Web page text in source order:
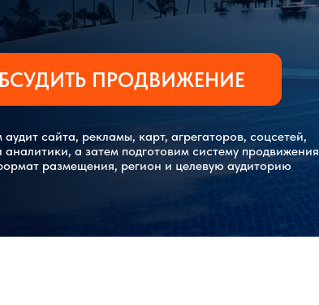
сайта, рекламы, карт, агрегаторов, соцсетей,
аналитики, а затем подготовим систему продвижения
размещения, регион и целевую аудиторию
ПРОДВИЖЕНИЕ